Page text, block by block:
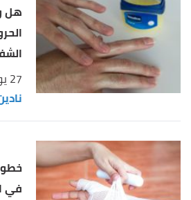
هل
27 يوليو 2021
في